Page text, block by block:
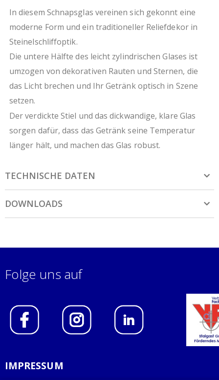
Qualitätsprodukt aus traditionsreicher Manufaktur
das angegebene Fassungsvermögen entspricht der
Füllmenge bis zum Glasrand
Angaben für Abmessungen und Füllmengen
können leicht abweichen
Verkauf in Verpackungseinheiten
Preis pro Stück
In diesem Schnapsglas vereinen sich gekonnt eine
moderne Form und ein traditioneller Reliefdekor in
Steinelschliffoptik.
Die untere Hälfte des leicht zylindrischen Glases ist
umzogen von dekorativen Rauten und Sternen, die
das Licht brechen und Ihr Getränk optisch in Szene
setzen.
Der verdickte Stiel und das dickwandige, klare Glas
sorgen dafür, dass das Getränk seine Temperatur
länger hält, und machen das Glas robust.
TECHNISCHE DATEN
DOWNLOADS
Folge uns auf
IMPRESSUM